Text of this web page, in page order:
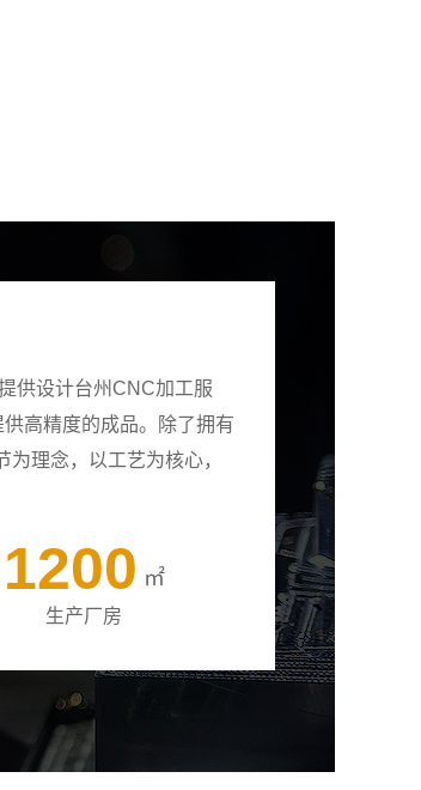
供设计台州CNC加工服
高精度的成品。除了拥有
理念，以工艺为核心，
1200 ㎡
生产厂房